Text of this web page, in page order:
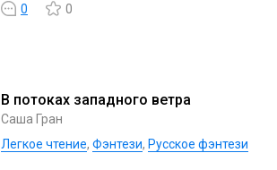
0 0
В потоках западного ветра
Саша Гран
Легкое чтение, Фэнтези, Русское фэнтези